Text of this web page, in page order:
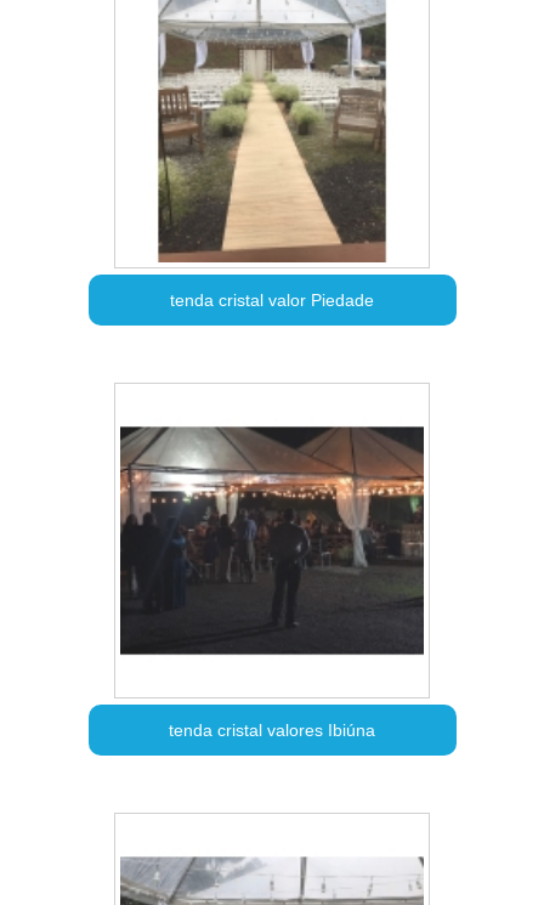
tenda cristal valor Piedade
tenda cristal valores Ibiúna